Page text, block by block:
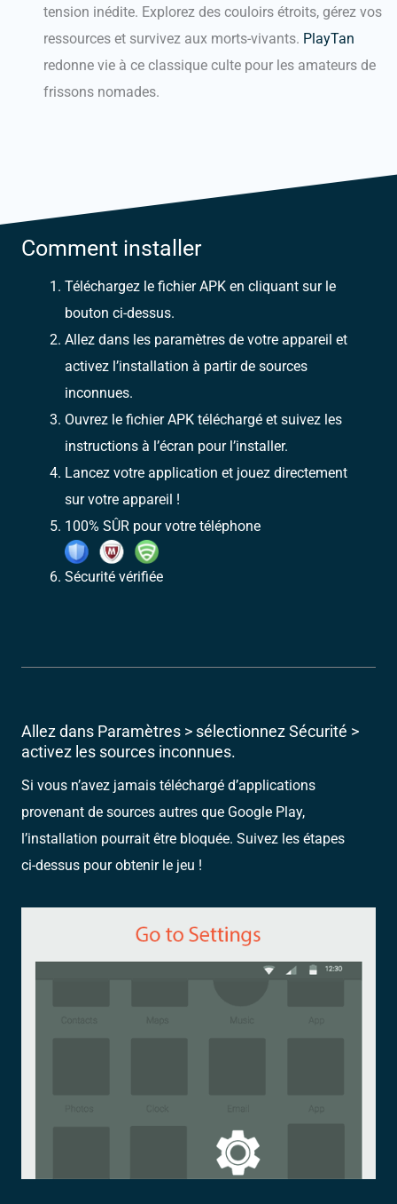
tension inédite. Explorez des couloirs étroits, gérez vos
ressources et survivez aux morts-vivants. PlayTan
redonne vie à ce classique culte pour les amateurs de
frissons nomades.
Comment installer
Téléchargez le fichier APK en cliquant sur le
bouton ci-dessus.
Allez dans les paramètres de votre appareil et
activez l’installation à partir de sources
inconnues.
Ouvrez le fichier APK téléchargé et suivez les
instructions à l’écran pour l’installer.
Lancez votre application et jouez directement
sur votre appareil !
100% SÛR pour votre téléphone
Sécurité vérifiée
Allez dans Paramètres > sélectionnez Sécurité >
activez les sources inconnues.
Si vous n’avez jamais téléchargé d’applications
provenant de sources autres que Google Play,
l’installation pourrait être bloquée. Suivez les étapes
ci-dessus pour obtenir le jeu !